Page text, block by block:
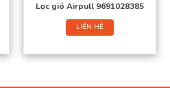
Lọc gió Airpull 9691028385
LIÊN HỆ